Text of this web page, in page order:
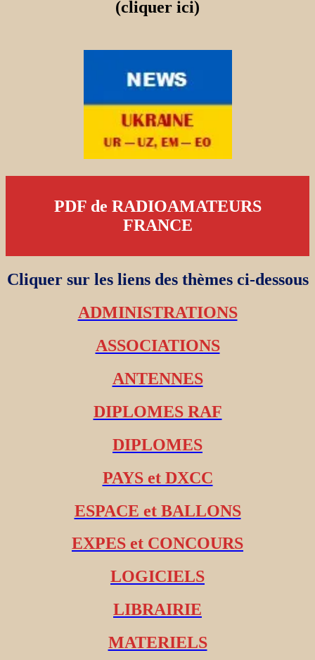
(cliquer ici)
PDF de RADIOAMATEURS
FRANCE
Cliquer sur les liens des thèmes ci-dessous
ADMINISTRATIONS
ASSOCIATIONS
ANTENNES
DIPLOMES RAF
DIPLOMES
PAYS et DXCC
ESPACE et BALLONS
EXPES et CONCOURS
LOGICIELS
LIBRAIRIE
MATERIELS